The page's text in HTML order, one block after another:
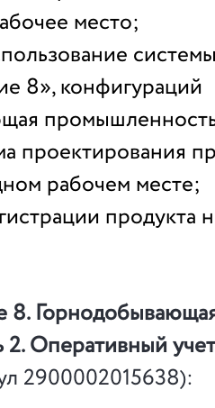
место;
8», конфигураций
проектирования
рабочем месте;
продукта
8.
Оперативный
2900002015638):